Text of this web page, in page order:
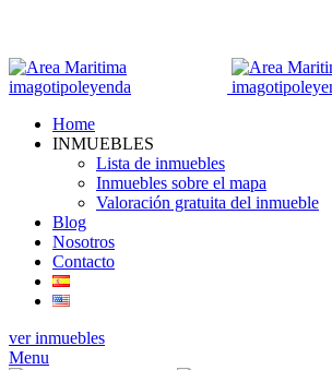
Home
INMUEBLES
Lista de inmuebles
Inmuebles sobre el mapa
Valoración gratuita del inmueble
Blog
Nosotros
Contacto
ver inmuebles
Menu